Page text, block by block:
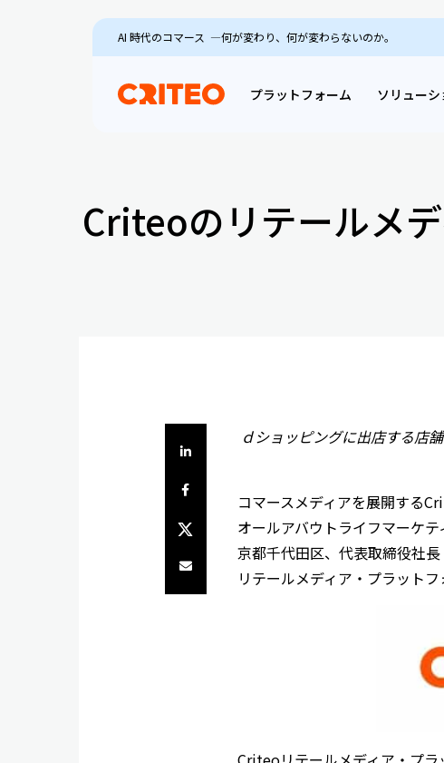
AI 時代のコマース ―何が変わり、何が変わらないのか。
プラットフォーム ソリューシ
Criteoのリテールメ
LinkedInで共有
Facebookでシェア
Twitterでシェア
Share by e-mail
ｄショッピングに出店する店
コマースメディアを展開する
オールアバウトライフマーケ
京都千代田区、代表取締役社
リテールメディア・プラット